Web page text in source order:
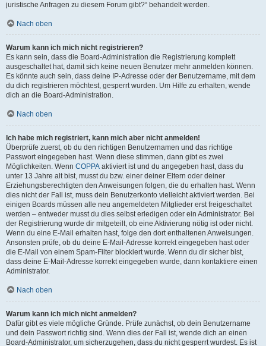
juristische Anfragen zu diesem Forum gibt?“ behandelt werden.
Nach oben
Warum kann ich mich nicht registrieren?
Es kann sein, dass die Board-Administration die Registrierung komplett
ausgeschaltet hat, damit sich keine neuen Benutzer mehr anmelden können.
Es könnte auch sein, dass deine IP-Adresse oder der Benutzername, mit dem
du dich registrieren möchtest, gesperrt wurden. Um Hilfe zu erhalten, wende
dich an die Board-Administration.
Nach oben
Ich habe mich registriert, kann mich aber nicht anmelden!
Überprüfe zuerst, ob du den richtigen Benutzernamen und das richtige
Passwort eingegeben hast. Wenn diese stimmen, dann gibt es zwei
Möglichkeiten. Wenn COPPA aktiviert ist und du angegeben hast, dass du
unter 13 Jahre alt bist, musst du bzw. einer deiner Eltern oder deiner
Erziehungsberechtigten den Anweisungen folgen, die du erhalten hast. Wenn
dies nicht der Fall ist, muss dein Benutzerkonto vielleicht aktiviert werden. Bei
einigen Boards müssen alle neu angemeldeten Mitglieder erst freigeschaltet
werden – entweder musst du dies selbst erledigen oder ein Administrator. Bei
der Registrierung wurde dir mitgeteilt, ob eine Aktivierung nötig ist oder nicht.
Wenn du eine E-Mail erhalten hast, folge den dort enthaltenen Anweisungen.
Ansonsten prüfe, ob du deine E-Mail-Adresse korrekt eingegeben hast oder
die E-Mail von einem Spam-Filter blockiert wurde. Wenn du dir sicher bist,
dass deine E-Mail-Adresse korrekt eingegeben wurde, dann kontaktiere einen
Administrator.
Nach oben
Warum kann ich mich nicht anmelden?
Dafür gibt es viele mögliche Gründe. Prüfe zunächst, ob dein Benutzername
und dein Passwort richtig sind. Wenn dies der Fall ist, wende dich an einen
Board-Administrator, um sicherzugehen, dass du nicht gesperrt wurdest. Es ist